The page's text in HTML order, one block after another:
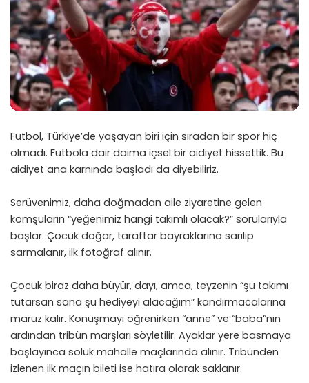
Futbol, Türkiye’de yaşayan biri için sıradan bir spor hiç
olmadı. Futbola dair daima içsel bir aidiyet hissettik. Bu
aidiyet ana karnında başladı da diyebiliriz.
Serüvenimiz, daha doğmadan aile ziyaretine gelen
komşuların “yeğenimiz hangi takımlı olacak?” sorularıyla
başlar. Çocuk doğar, taraftar bayraklarına sarılıp
sarmalanır, ilk fotoğraf alınır.
Çocuk biraz daha büyür, dayı, amca, teyzenin “şu takımı
tutarsan sana şu hediyeyi alacağım” kandırmacalarına
maruz kalır. Konuşmayı öğrenirken “anne” ve “baba”nın
ardından tribün marşları söyletilir. Ayaklar yere basmaya
başlayınca soluk mahalle maçlarında alınır. Tribünden
izlenen ilk maçın bileti ise hatıra olarak saklanır.